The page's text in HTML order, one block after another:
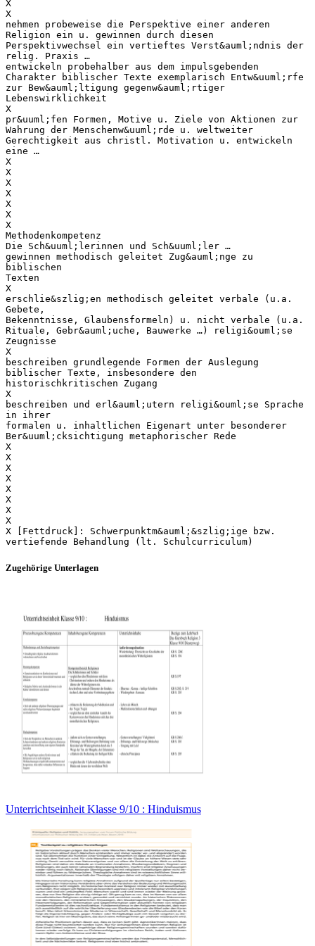
X
X
nehmen probeweise die Perspektive einer anderen
Religion ein u. gewinnen durch diesen
Perspektivwechsel ein vertieftes Verst&auml;ndnis der
relig. Praxis …
entwickeln probehalber aus dem impulsgebenden
Charakter biblischer Texte exemplarisch Entw&uuml;rfe
zur Bew&auml;ltigung gegenw&auml;rtiger
Lebenswirklichkeit
X
pr&uuml;fen Formen, Motive u. Ziele von Aktionen zur
Wahrung der Menschenw&uuml;rde u. weltweiter
Gerechtigkeit aus christl. Motivation u. entwickeln
eine …
X
X
X
X
X
X
X
Methodenkompetenz
Die Sch&uuml;lerinnen und Sch&uuml;ler …
gewinnen methodisch geleitet Zug&auml;nge zu
biblischen
Texten
X
erschlie&szlig;en methodisch geleitet verbale (u.a.
Gebete,
Bekenntnisse, Glaubensformeln) u. nicht verbale (u.a.
Rituale, Gebr&auml;uche, Bauwerke …) religi&ouml;se
Zeugnisse
X
beschreiben grundlegende Formen der Auslegung
biblischer Texte, insbesondere den
historischkritischen Zugang
X
beschreiben und erl&auml;utern religi&ouml;se Sprache
in ihrer
formalen u. inhaltlichen Eigenart unter besonderer
Ber&uuml;cksichtigung metaphorischer Rede
X
X
X
X
X
X
X
X
X [Fettdruck]: Schwerpunktm&auml;&szlig;ige bzw.
Zugehörige Unterlagen
Unterrichtseinheit Klasse 9/10 : Hinduismus